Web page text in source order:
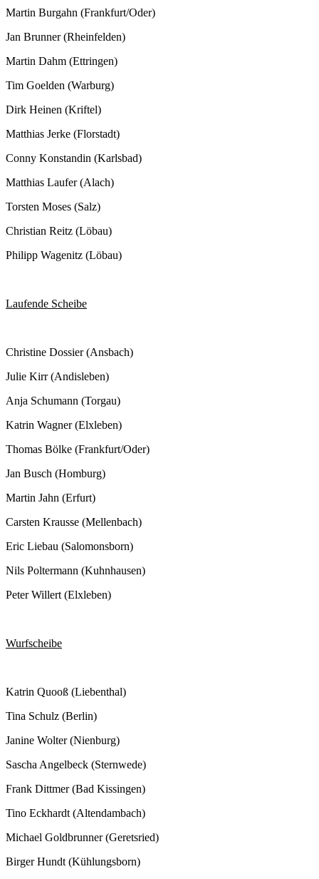
Martin Burgahn (Frankfurt/Oder)
Jan Brunner (Rheinfelden)
Martin Dahm (Ettringen)
Tim Goelden (Warburg)
Dirk Heinen (Kriftel)
Matthias Jerke (Florstadt)
Conny Konstandin (Karlsbad)
Matthias Laufer (Alach)
Torsten Moses (Salz)
Christian Reitz (Löbau)
Philipp Wagenitz (Löbau)
Laufende Scheibe
Christine Dossier (Ansbach)
Julie Kirr (Andisleben)
Anja Schumann (Torgau)
Katrin Wagner (Elxleben)
Thomas Bölke (Frankfurt/Oder)
Jan Busch (Homburg)
Martin Jahn (Erfurt)
Carsten Krausse (Mellenbach)
Eric Liebau (Salomonsborn)
Nils Poltermann (Kuhnhausen)
Peter Willert (Elxleben)
Wurfscheibe
Katrin Quooß (Liebenthal)
Tina Schulz (Berlin)
Janine Wolter (Nienburg)
Sascha Angelbeck (Sternwede)
Frank Dittmer (Bad Kissingen)
Tino Eckhardt (Altendambach)
Michael Goldbrunner (Geretsried)
Birger Hundt (Kühlungsborn)